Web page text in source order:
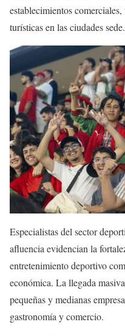
establecimientos
turísticas en las ciudades sede.
Especialistas del sector
afluencia evidencian la
entretenimiento deportivo
económica. La llegada
pequeñas y medianas
gastronomía y comercio.